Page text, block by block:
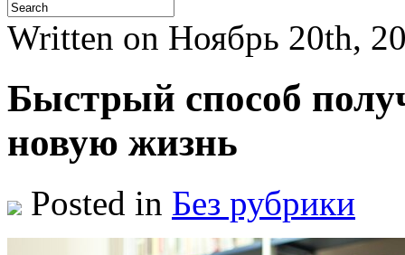
Written on Ноябрь 20th,
Быстрый способ
новую жизнь
Posted in Без рубрики